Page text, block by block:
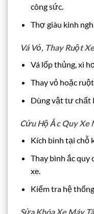
công sức.
Thợ giàu kinh
Vá Vỏ, Thay Ruột
Vá lốp thủng, xì
Thay vỏ hoặc
Dùng vật tư chất
Cứu Hộ Ắc Quy Xe
Kích bình tại chỗ
Thay bình ắc quy
xe.
Kiểm tra hệ
Sửa Khóa Xe Máy